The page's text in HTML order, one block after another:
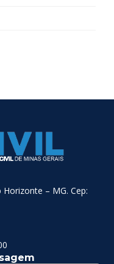
– MG. Cep: